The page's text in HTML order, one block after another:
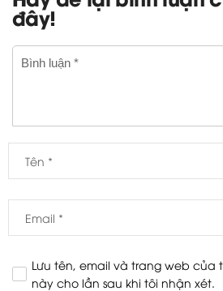
đây!
Lưu tên, email và trang web của
này cho lần sau khi tôi nhận xét.